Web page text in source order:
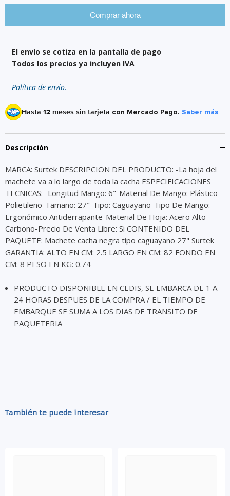
Comprar ahora
El envío se cotiza en la pantalla de pago
Todos los precios ya incluyen IVA
Política de envío.
Hasta 12 meses sin tarjeta con Mercado Pago. Saber más
Descripción
MARCA: Surtek DESCRIPCION DEL PRODUCTO: -La hoja del
machete va a lo largo de toda la cacha ESPECIFICACIONES
TECNICAS: -Longitud Mango: 6"-Material De Mango: Plástico
Polietileno-Tamaño: 27"-Tipo: Caguayano-Tipo De Mango:
Ergonómico Antiderrapante-Material De Hoja: Acero Alto
Carbono-Precio De Venta Libre: Si CONTENIDO DEL
PAQUETE: Machete cacha negra tipo caguayano 27" Surtek
GARANTIA: ALTO EN CM: 2.5 LARGO EN CM: 82 FONDO EN
CM: 8 PESO EN KG: 0.74
PRODUCTO DISPONIBLE EN CEDIS, SE EMBARCA DE 1 A
24 HORAS DESPUES DE LA COMPRA / EL TIEMPO DE
EMBARQUE SE SUMA A LOS DIAS DE TRANSITO DE
PAQUETERIA
También te puede interesar